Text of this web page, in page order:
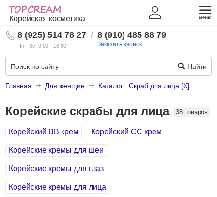
Корейская косметика
8 (925) 514 78 27
Пн - Вс: 9:00 - 16:00
/ 8 (910) 485 88 79
Заказать звонок
Найти
Главная Для женщин Каталог : Скраб для лица [X]
Корейские скрабы для лица 38 товаров
Корейский BB крем Корейский СС крем
Корейские кремы для шеи
Корейские кремы для глаз
Корейские кремы для лица